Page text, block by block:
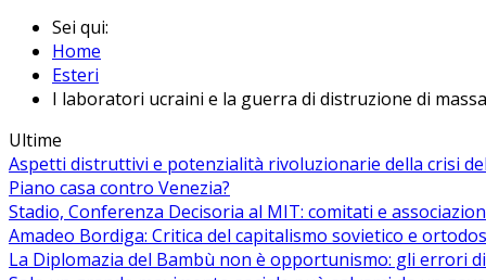
Sei qui:
Home
Esteri
I laboratori ucraini e la guerra di distruzione di massa
Ultime
Aspetti distruttivi e potenzialità rivoluzionarie della crisi
Piano casa contro Venezia?
Stadio, Conferenza Decisoria al MIT: comitati e
Amadeo Bordiga: Critica del capitalismo sovietico e
La Diplomazia del Bambù non è opportunismo: gli errori